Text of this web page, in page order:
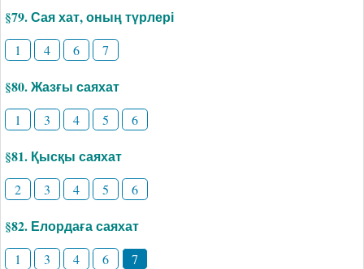
§79. Сая хат, оның түрлері
1 4 6 7
§80. Жазғы саяхат
1 3 4 5 6
§81. Қысқы саяхат
2 3 4 5 6
§82. Елордаға саяхат
1 3 4 6 7